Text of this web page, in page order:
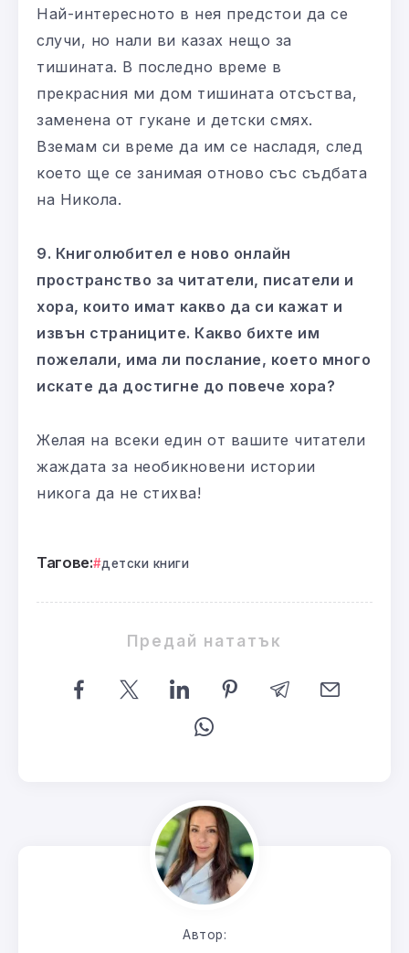
Най-интересното в нея предстои да се
случи, но нали ви казах нещо за
тишината. В последно време в
прекрасния ми дом тишината отсъства,
заменена от гукане и детски смях.
Вземам си време да им се насладя, след
което ще се занимая отново със съдбата
на Никола.
9. Книголюбител е ново онлайн
пространство за читатели, писатели и
хора, които имат какво да си кажат и
извън страниците. Какво бихте им
пожелали, има ли послание, което много
искате да достигне до повече хора?
Желая на всеки един от вашите читатели
жаждата за необикновени истории
никога да не стихва!
Тагове: детски книги
Предай нататък
Автор: